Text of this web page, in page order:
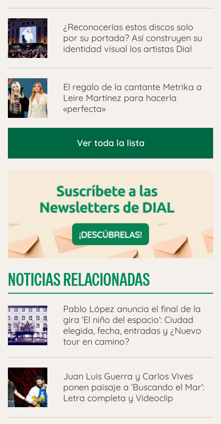
¿Reconocerías estos discos solo
por su portada? Así construyen su
identidad visual los artistas Dial
El regalo de la cantante Metrika a
Leire Martínez para hacerla
«perfecta»
Ver toda la lista
NOTICIAS RELACIONADAS
Pablo López anuncia el final de la
gira ‘El niño del espacio’: Ciudad
elegida, fecha, entradas y ¿Nuevo
tour en camino?
Juan Luis Guerra y Carlos Vives
ponen paisaje a ‘Buscando el Mar’:
Letra completa y Videoclip